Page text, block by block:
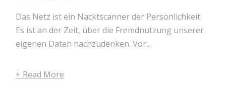
Das Netz ist ein Nacktscanner der Persönlichkeit.
Es ist an der Zeit, über die Fremdnutzung unserer
eigenen Daten nachzudenken. Vor...
+ Read More